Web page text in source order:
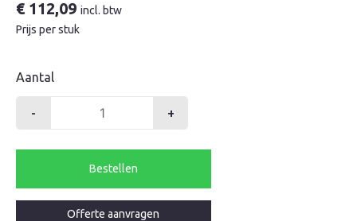
€112,09 incl. btw
Prijs per stuk
Aantal
-
21-
+
Bestellen
Offerte aanvragen